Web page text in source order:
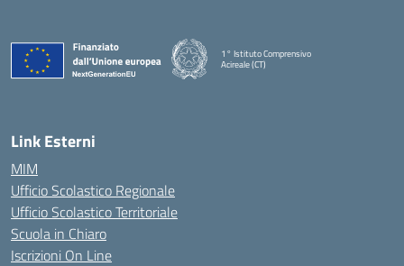
1° Istituto Comprensivo
Acireale (CT)
Link Esterni
MIM
Ufficio Scolastico Regionale
Ufficio Scolastico Territoriale
Scuola in Chiaro
Iscrizioni On Line